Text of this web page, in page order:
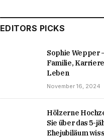
EDITORS PICKS
Sophie Wepper
Familie,
Leben
November 16, 2024
Hölzerne
Sie über das 5-
Ehejubiläum